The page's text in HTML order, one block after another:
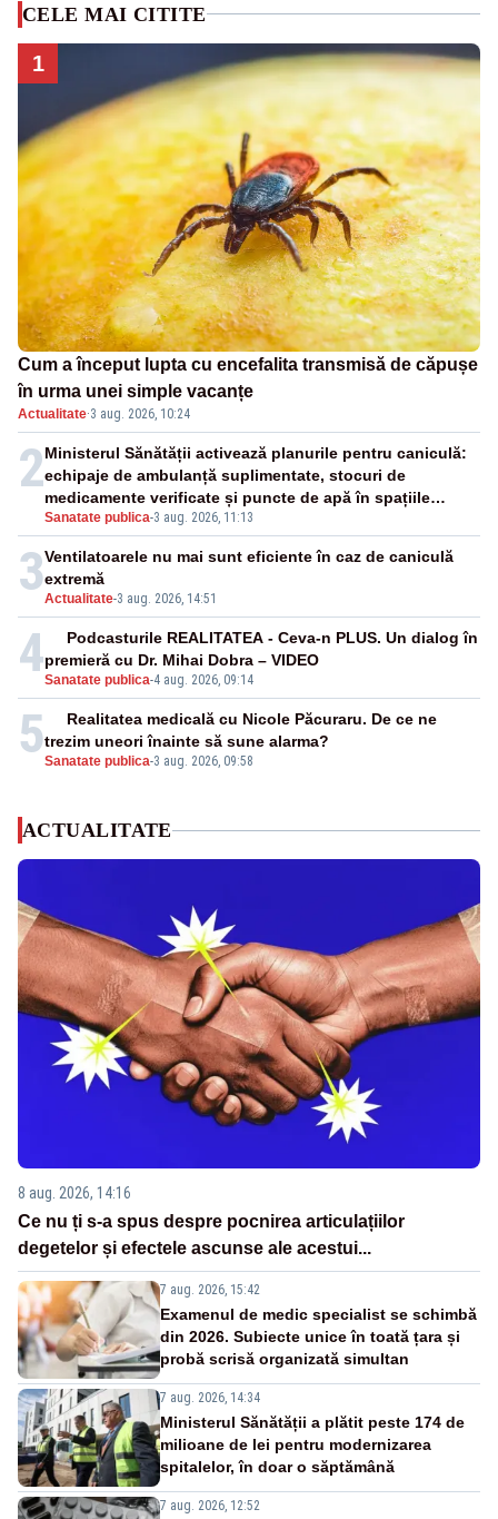
CELE MAI CITITE
1
Cum a început lupta cu encefalita transmisă de căpușe
în urma unei simple vacanțe
Actualitate·3 aug. 2026, 10:24
2
Sanatate publica-3 aug. 2026, 11:13
Ministerul Sănătății activează planurile pentru caniculă:
echipaje de ambulanță suplimentate, stocuri de
medicamente verificate și puncte de apă în spațiile
publice
3Actualitate-3 aug. 2026, 14:51
Ventilatoarele nu mai sunt eficiente în caz de caniculă
extremă
4Sanatate publica-4 aug. 2026, 09:14
Podcasturile REALITATEA - Ceva-n PLUS. Un dialog în
premieră cu Dr. Mihai Dobra – VIDEO
5Sanatate publica-3 aug. 2026, 09:58
Realitatea medicală cu Nicole Păcuraru. De ce ne
trezim uneori înainte să sune alarma?
ACTUALITATE
8 aug. 2026, 14:16
Ce nu ți s-a spus despre pocnirea articulațiilor
degetelor și efectele ascunse ale acestui...
7 aug. 2026, 15:42
Examenul de medic specialist se schimbă
din 2026. Subiecte unice în toată țara și
probă scrisă organizată simultan
7 aug. 2026, 14:34
Ministerul Sănătății a plătit peste 174 de
milioane de lei pentru modernizarea
spitalelor, în doar o săptămână
7 aug. 2026, 12:52